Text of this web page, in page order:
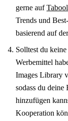
gerne auf
Trends und
basierend auf
Solltest du
Werbemittel
Images Library
sodass du
hinzufügen
Kooperation